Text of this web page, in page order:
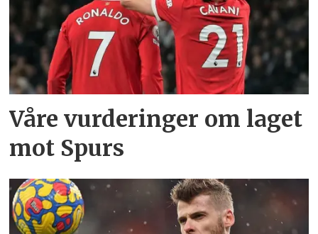
Våre vurderinger om laget
mot Spurs